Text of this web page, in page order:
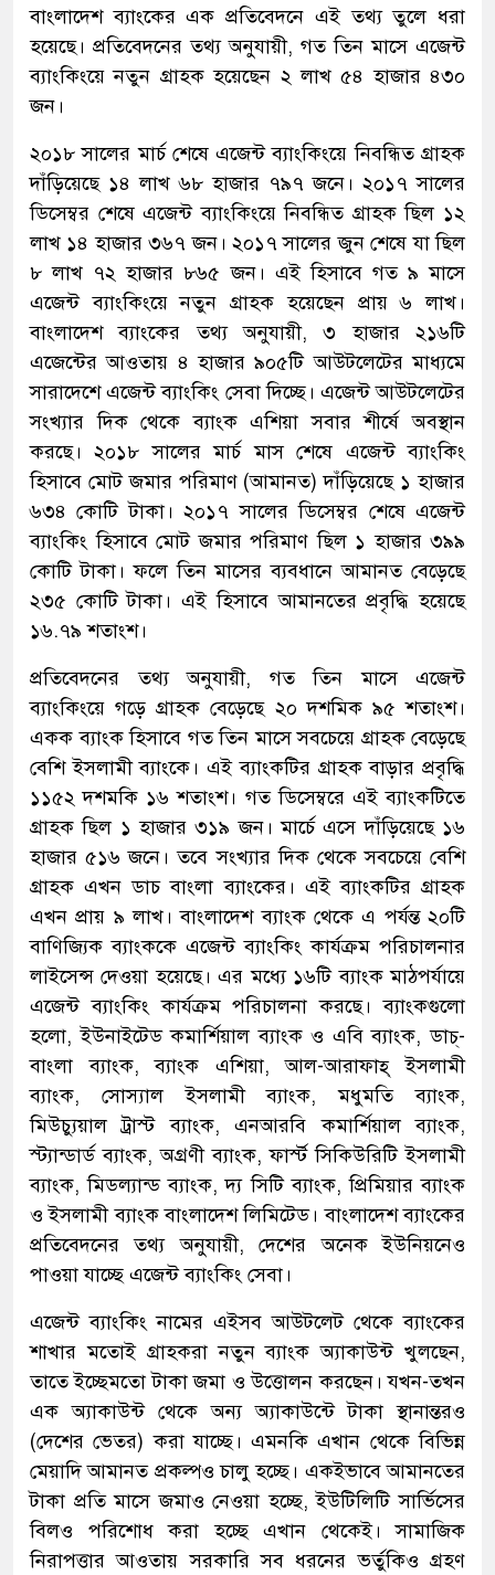
বাংলাদেশ ব্যাংকের এক প্রতিবেদনে এই তথ্য তুলে ধরা
হয়েছে। প্রতিবেদনের তথ্য অনুযায়ী, গত তিন মাসে এজেন্ট
ব্যাংকিংয়ে নতুন গ্রাহক হয়েছেন ২ লাখ ৫৪ হাজার ৪৩০
জন।
২০১৮ সালের মার্চ শেষে এজেন্ট ব্যাংকিংয়ে নিবন্ধিত গ্রাহক
দাঁড়িয়েছে ১৪ লাখ ৬৮ হাজার ৭৯৭ জনে। ২০১৭ সালের
ডিসেম্বর শেষে এজেন্ট ব্যাংকিংয়ে নিবন্ধিত গ্রাহক ছিল ১২
লাখ ১৪ হাজার ৩৬৭ জন। ২০১৭ সালের জুন শেষে যা ছিল
৮ লাখ ৭২ হাজার ৮৬৫ জন। এই হিসাবে গত ৯ মাসে
এজেন্ট ব্যাংকিংয়ে নতুন গ্রাহক হয়েছেন প্রায় ৬ লাখ।
বাংলাদেশ ব্যাংকের তথ্য অনুযায়ী, ৩ হাজার ২১৬টি
এজেন্টের আওতায় ৪ হাজার ৯০৫টি আউটলেটের মাধ্যমে
সারাদেশে এজেন্ট ব্যাংকিং সেবা দিচ্ছে। এজেন্ট আউটলেটের
সংখ্যার দিক থেকে ব্যাংক এশিয়া সবার শীর্ষে অবস্থান
করছে। ২০১৮ সালের মার্চ মাস শেষে এজেন্ট ব্যাংকিং
হিসাবে মোট জমার পরিমাণ (আমানত) দাঁড়িয়েছে ১ হাজার
৬৩৪ কোটি টাকা। ২০১৭ সালের ডিসেম্বর শেষে এজেন্ট
ব্যাংকিং হিসাবে মোট জমার পরিমাণ ছিল ১ হাজার ৩৯৯
কোটি টাকা। ফলে তিন মাসের ব্যবধানে আমানত বেড়েছে
২৩৫ কোটি টাকা। এই হিসাবে আমানতের প্রবৃদ্ধি হয়েছে
১৬.৭৯ শতাংশ।
প্রতিবেদনের তথ্য অনুযায়ী, গত তিন মাসে এজেন্ট
ব্যাংকিংয়ে গড়ে গ্রাহক বেড়েছে ২০ দশমিক ৯৫ শতাংশ।
একক ব্যাংক হিসাবে গত তিন মাসে সবচেয়ে গ্রাহক বেড়েছে
বেশি ইসলামী ব্যাংকে। এই ব্যাংকটির গ্রাহক বাড়ার প্রবৃদ্ধি
১১৫২ দশমকি ১৬ শতাংশ। গত ডিসেম্বরে এই ব্যাংকটিতে
গ্রাহক ছিল ১ হাজার ৩১৯ জন। মার্চে এসে দাঁড়িয়েছে ১৬
হাজার ৫১৬ জনে। তবে সংখ্যার দিক থেকে সবচেয়ে বেশি
গ্রাহক এখন ডাচ বাংলা ব্যাংকের। এই ব্যাংকটির গ্রাহক
এখন প্রায় ৯ লাখ। বাংলাদেশ ব্যাংক থেকে এ পর্যন্ত ২০টি
বাণিজ্যিক ব্যাংককে এজেন্ট ব্যাংকিং কার্যক্রম পরিচালনার
লাইসেন্স দেওয়া হয়েছে। এর মধ্যে ১৬টি ব্যাংক মাঠপর্যায়ে
এজেন্ট ব্যাংকিং কার্যক্রম পরিচালনা করছে। ব্যাংকগুলো
হলো, ইউনাইটেড কমার্শিয়াল ব্যাংক ও এবি ব্যাংক, ডাচ্-
বাংলা ব্যাংক, ব্যাংক এশিয়া, আল-আরাফাহ্ ইসলামী
ব্যাংক, সোস্যাল ইসলামী ব্যাংক, মধুমতি ব্যাংক,
মিউচ্যুয়াল ট্রাস্ট ব্যাংক, এনআরবি কমার্শিয়াল ব্যাংক,
স্ট্যান্ডার্ড ব্যাংক, অগ্রণী ব্যাংক, ফার্স্ট সিকিউরিটি ইসলামী
ব্যাংক, মিডল্যান্ড ব্যাংক, দ্য সিটি ব্যাংক, প্রিমিয়ার ব্যাংক
ও ইসলামী ব্যাংক বাংলাদেশ লিমিটেড। বাংলাদেশ ব্যাংকের
প্রতিবেদনের তথ্য অনুযায়ী, দেশের অনেক ইউনিয়নেও
পাওয়া যাচ্ছে এজেন্ট ব্যাংকিং সেবা।
এজেন্ট ব্যাংকিং নামের এইসব আউটলেট থেকে ব্যাংকের
শাখার মতোই গ্রাহকরা নতুন ব্যাংক অ্যাকাউন্ট খুলছেন,
তাতে ইচ্ছেমতো টাকা জমা ও উত্তোলন করছেন। যখন-তখন
এক অ্যাকাউন্ট থেকে অন্য অ্যাকাউন্টে টাকা স্থানান্তরও
(দেশের ভেতর) করা যাচ্ছে। এমনকি এখান থেকে বিভিন্ন
মেয়াদি আমানত প্রকল্পও চালু হচ্ছে। একইভাবে আমানতের
টাকা প্রতি মাসে জমাও নেওয়া হচ্ছে, ইউটিলিটি সার্ভিসের
বিলও পরিশোধ করা হচ্ছে এখান থেকেই। সামাজিক
নিরাপত্তার আওতায় সরকারি সব ধরনের ভর্তুকিও গ্রহণ